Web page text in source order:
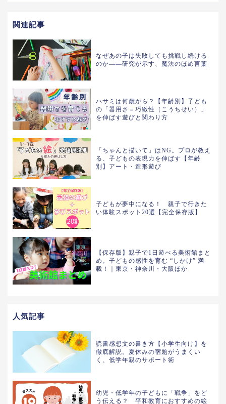
関連記事
なぜあの子は失敗しても挑戦し続ける
のか——研究が示す、魔法のほめ言葉
ハサミは何歳から？【年齢別】子ども
の「器用さ＝巧緻性（こうちせい）」
を伸ばす遊びと関わり方
「ちゃんと描いて」はNG。プロが教え
る、子どもの表現力を伸ばす【年齢
別】アート・造形遊び
子どもが夢中になる！ 親子で行きた
い体験スポット20選【完全保存版】
【保存版】親子で1日遊べる美術館まと
め。子どもの感性を育む “しかけ” 満
載！｜東京・神奈川・大阪ほか
人気記事
読書感想文の書き方【小学生向け】を
徹底解説。夏休みの宿題がうまくい
く、低学年親のサポート術
幼児・低学年の子どもに「戦争」をど
う伝える？ 平和教育におすすめの絵